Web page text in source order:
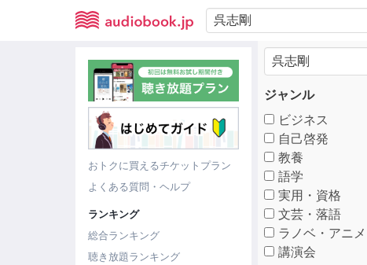
おトクに買えるチケットプラン
よくある質問・ヘルプ
ランキング
総合ランキング
聴き放題ランキング
ジャンル
ビジネス
自己啓発
教養
語学
実用・資格
文芸・落語
ラノベ・アニ
講演会